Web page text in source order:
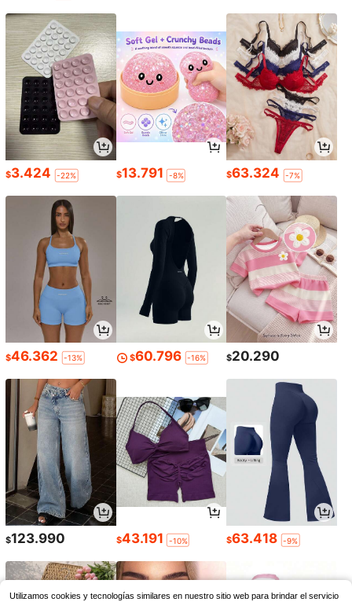
$3.424 -22% $13.791 -8% $63.324 -7%
$46.362 -13% $60.796 -16% $20.290
$123.990 $43.191 -10% $63.418 -9%
Utilizamos cookies y tecnologías similares en nuestro sitio web para brindar el servicio